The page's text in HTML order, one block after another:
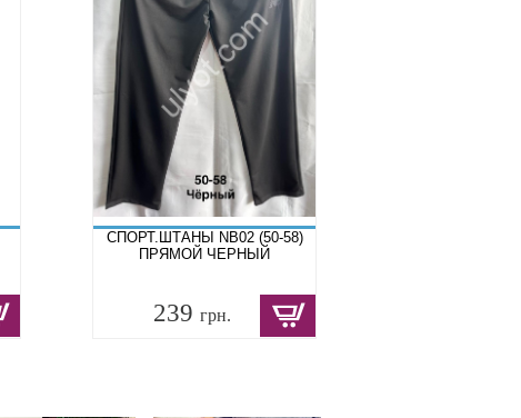
СПОРТ.ШТАНЫ NB02 (50-58)
ПРЯМОЙ ЧЕРНЫЙ
239 грн.